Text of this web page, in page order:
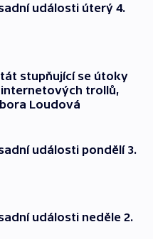
události úterý 4.
stupňující se útoky
trollů,
Loudová
události pondělí 3.
události neděle 2.